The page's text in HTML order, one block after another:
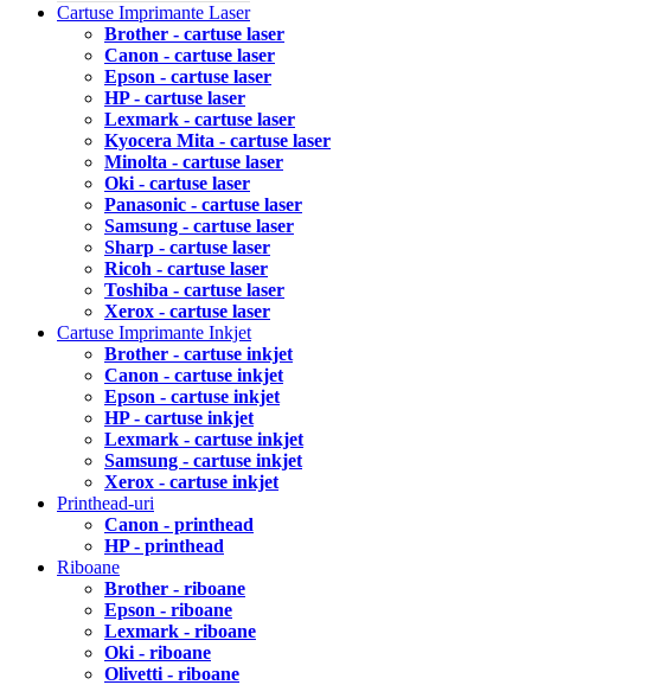
Cartuse Imprimante Laser
Brother - cartuse laser
Canon - cartuse laser
Epson - cartuse laser
HP - cartuse laser
Lexmark - cartuse laser
Kyocera Mita - cartuse laser
Minolta - cartuse laser
Oki - cartuse laser
Panasonic - cartuse laser
Samsung - cartuse laser
Sharp - cartuse laser
Ricoh - cartuse laser
Toshiba - cartuse laser
Xerox - cartuse laser
Cartuse Imprimante Inkjet
Brother - cartuse inkjet
Canon - cartuse inkjet
Epson - cartuse inkjet
HP - cartuse inkjet
Lexmark - cartuse inkjet
Samsung - cartuse inkjet
Xerox - cartuse inkjet
Printhead-uri
Canon - printhead
HP - printhead
Riboane
Brother - riboane
Epson - riboane
Lexmark - riboane
Oki - riboane
Olivetti - riboane